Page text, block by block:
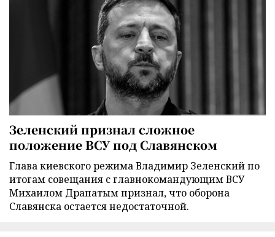
Зеленский признал сложное
положение ВСУ под Славянском
Глава киевского режима Владимир Зеленский по
итогам совещания с главнокомандующим ВСУ
Михаилом Драпатым признал, что оборона
Славянска остается недостаточной.